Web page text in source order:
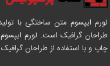
لورم ایپسوم متن ساختگی با
طراحان گرافیک است. لورم
چاپ و با استفاده از طراحان